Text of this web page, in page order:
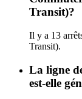
Transit)?
Il y a 13
Transit).
La ligne
est-elle